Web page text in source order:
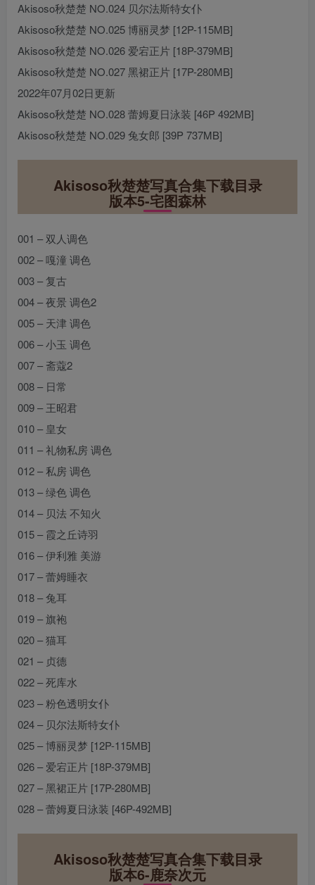
Akisoso秋楚楚 NO.024 贝尔法斯特女仆
Akisoso秋楚楚 NO.025 博丽灵梦 [12P-115MB]
Akisoso秋楚楚 NO.026 爱宕正片 [18P-379MB]
Akisoso秋楚楚 NO.027 黑裙正片 [17P-280MB]
2022年07月02日更新
Akisoso秋楚楚 NO.028 蕾姆夏日泳装 [46P 492MB]
Akisoso秋楚楚 NO.029 兔女郎 [39P 737MB]
Akisoso秋楚楚写真合集下载目录
版本5-宅图森林
001 – 双人调色
002 – 嘎潼 调色
003 – 复古
004 – 夜景 调色2
005 – 天津 调色
006 – 小玉 调色
007 – 斋蔻2
008 – 日常
009 – 王昭君
010 – 皇女
011 – 礼物私房 调色
012 – 私房 调色
013 – 绿色 调色
014 – 贝法 不知火
015 – 霞之丘诗羽
016 – 伊利雅 美游
017 – 蕾姆睡衣
018 – 兔耳
019 – 旗袍
020 – 猫耳
021 – 贞德
022 – 死库水
023 – 粉色透明女仆
024 – 贝尔法斯特女仆
025 – 博丽灵梦 [12P-115MB]
026 – 爱宕正片 [18P-379MB]
027 – 黑裙正片 [17P-280MB]
028 – 蕾姆夏日泳装 [46P-492MB]
Akisoso秋楚楚写真合集下载目录
版本6-鹿奈次元